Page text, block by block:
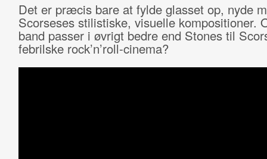
Det er præcis bare at fylde glasset op, nyde
Scorseses stilistiske, visuelle kompositioner.
band passer i øvrigt bedre end Stones til
febrilske rock’n’roll-cinema?